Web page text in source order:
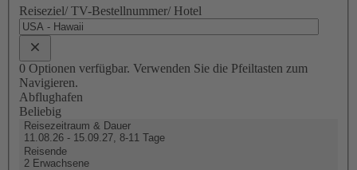
Reiseziel/ TV-Bestellnummer/ Hotel
0 Optionen verfügbar. Verwenden Sie die Pfeiltasten zum
Navigieren.
Abflughafen
Beliebig
Reisezeitraum & Dauer
11.08.26 - 15.09.27, 8-11 Tage
Reisende
2 Erwachsene